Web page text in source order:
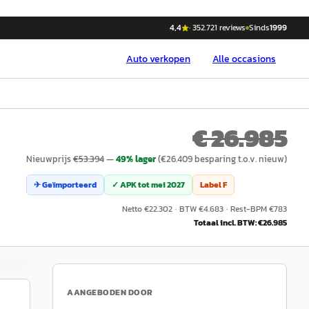
4,4 ·352.721 reviews Sinds1999
Autoverkopen Alle occasions
€ 26.985
Nieuwprijs€53.394—49% lager(€26.409besparing t.o.v. nieuw)
✈ Geïmporteerd ✓ APK totmei 2027 LabelF
Netto €22.302 · BTW €4.683 · Rest-BPM €783
Totaal incl. BTW: €26.985
AANGEBODEN DOOR